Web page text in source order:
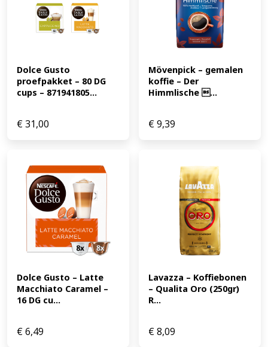
Dolce Gusto
proefpakket – 80 DG
cups – 871941805...
€31,00
Mövenpick – gemalen
koffie – Der
Himmlische ...
€9,39
Dolce Gusto – Latte
Macchiato Caramel –
16 DG cu...
€6,49
Lavazza – Koffiebonen
– Qualita Oro (250gr)
R...
€8,09